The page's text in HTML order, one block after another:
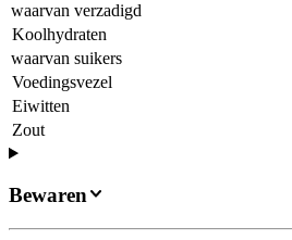
waarvan verzadigd
Koolhydraten
waarvan suikers
Voedingsvezel
Eiwitten
Zout
Bewaren